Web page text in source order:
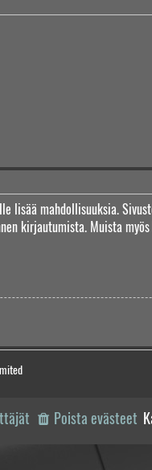
lisää mahdollisuuksia.
kirjautumista. Muista myös
Poista evästeet